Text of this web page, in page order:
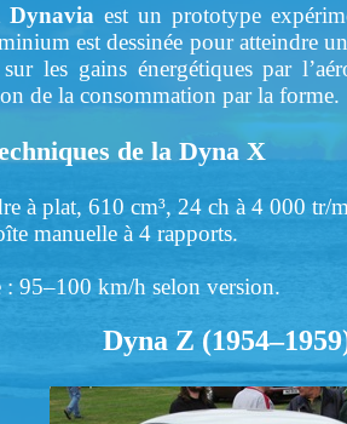
Dynavia est un prototype
est dessinée pour atteindre
les gains énergétiques par
de la consommation par la forme.
de la Dyna X
à plat, 610 cm³, 24 ch à 4 000 tr/
manuelle à 4 rapports.
: 95–100 km/h selon version.
Dyna Z